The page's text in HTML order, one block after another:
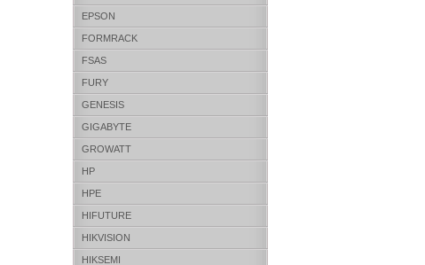
EPSON
FORMRACK
FSAS
FURY
GENESIS
GIGABYTE
GROWATT
HP
HPE
HIFUTURE
HIKVISION
HIKSEMI